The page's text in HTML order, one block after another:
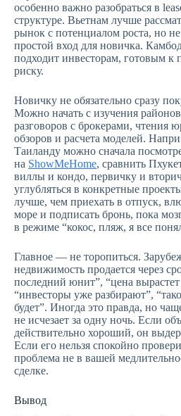
особенно важно разобраться в
структуре. Вьетнам лучше
рынок с потенциалом роста, но
простой вход для новичка.
подходит инвесторам, готовым
риску.
Новичку не обязательно сразу
Можно начать с изучения
разговоров с брокерами, чтения
обзоров и расчета моделей.
Таиланду можно сначала
на ShowMeHome, сравнить
виллы и кондо, первичку и
углубляться в конкретные
лучше, чем приехать в отпуск,
море и подписать бронь, пока
в режиме “кокос, пляж, я все
Главное — не торопиться.
недвижимость продается через
последний юнит”, “цена вырастет
“инвесторы уже разбирают”,
будет”. Иногда это правда, но
не исчезает за одну ночь. Если
действительно хороший, он
Если его нельзя спокойно
проблема не в вашей
сделке.
Вывод